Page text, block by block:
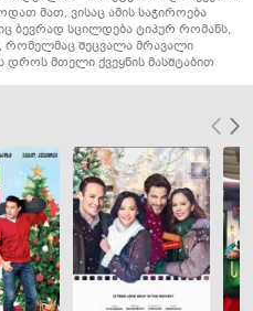
მათ, ვისაც ამის საჭიროება
ბევრად სცილდება ტიპურ რომანს,
რომელმაც შეცვალა მრავალი
დროს მთელი ქვეყნის მასშტაბით